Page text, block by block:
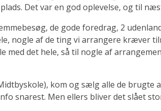
Det var en god oplevelse, og til
de gode foredrag, 2
nogle af de ting vi arrangere kræver
med det hele, så til nogle af
kom og sælg alle de brugte
snarest. Men ellers bliver det slået